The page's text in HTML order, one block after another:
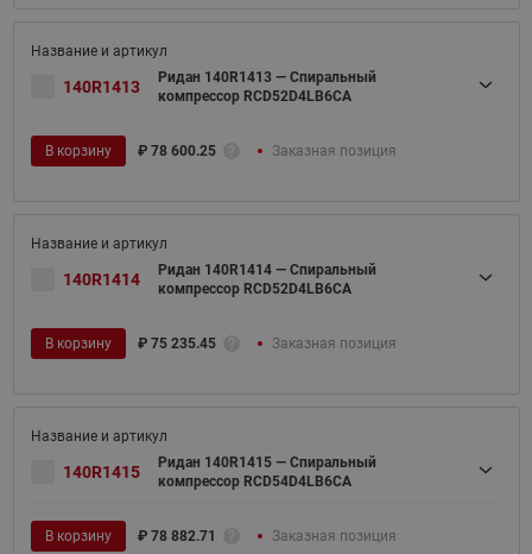
140R1413
Ридан 140R1413 — Спиральный
компрессор RCD52D4LB6CA
В корзину ₽ 78 600.25 Заказная позиция
140R1414
Ридан 140R1414 — Спиральный
компрессор RCD52D4LB6CA
В корзину ₽ 75 235.45 Заказная позиция
140R1415
Ридан 140R1415 — Спиральный
компрессор RCD54D4LB6CA
В корзину ₽ 78 882.71 Заказная позиция